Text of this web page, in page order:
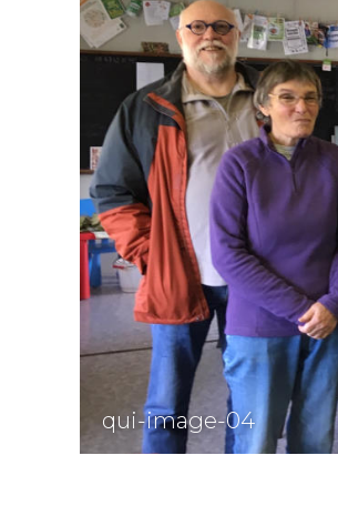
qui-image-04